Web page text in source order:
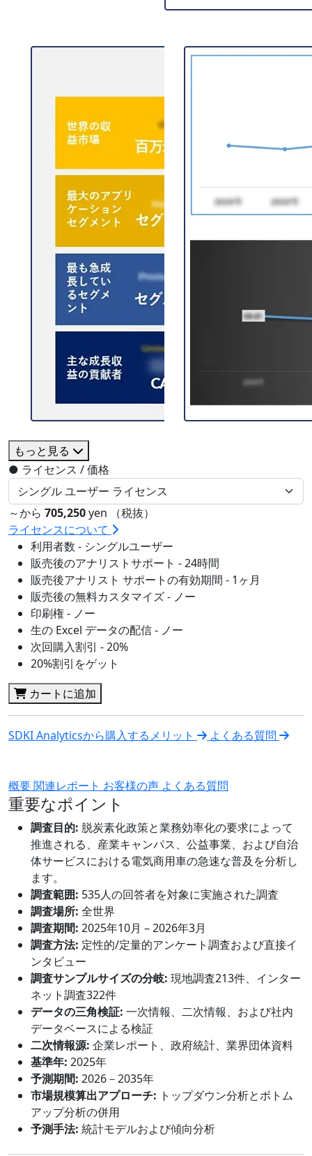
もっと見る
● ライセンス / 価格
～から 705,250yen （税抜）
ライセンスについて
利用者数 - シングルユーザー
販売後のアナリストサポート - 24時間
販売後アナリスト サポートの有効期間 - 1ヶ月
販売後の無料カスタマイズ - ノー
印刷権 - ノー
生の Excel データの配信 - ノー
次回購入割引 - 20%
20%割引をゲット
カートに追加
SDKI Analyticsから購入するメリット よくある質問
概要関連レポート お客様の声 よくある質問
重要なポイント
調査目的: 脱炭素化政策と業務効率化の要求によって
推進される、産業キャンパス、公益事業、および自治
体サービスにおける電気商用車の急速な普及を分析し
ます。
調査範囲: 535人の回答者を対象に実施された調査
調査場所: 全世界
調査期間: 2025年10月 – 2026年3月
調査方法: 定性的/定量的アンケート調査および直接イ
ンタビュー
調査サンプルサイズの分岐: 現地調査213件、インター
ネット調査322件
データの三角検証: 一次情報、二次情報、および社内
データベースによる検証
二次情報源: 企業レポート、政府統計、業界団体資料
基準年: 2025年
予測期間: 2026－2035年
市場規模算出アプローチ: トップダウン分析とボトム
アップ分析の併用
予測手法: 統計モデルおよび傾向分析